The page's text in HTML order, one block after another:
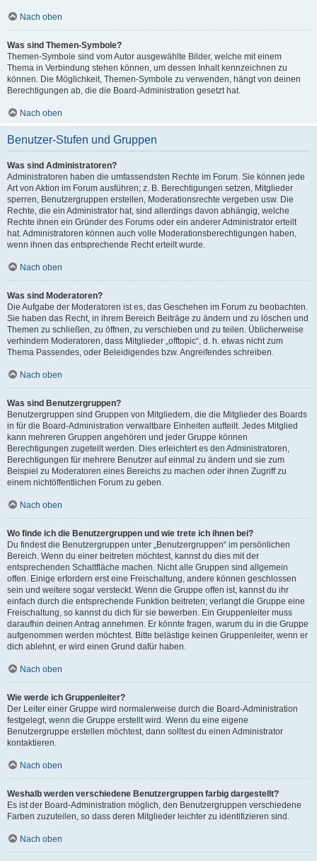
Nach oben
Was sind Themen-Symbole?
Themen-Symbole sind vom Autor ausgewählte Bilder, welche mit einem
Thema in Verbindung stehen können, um dessen Inhalt kennzeichnen zu
können. Die Möglichkeit, Themen-Symbole zu verwenden, hängt von deinen
Berechtigungen ab, die die Board-Administration gesetzt hat.
Nach oben
Benutzer-Stufen und Gruppen
Was sind Administratoren?
Administratoren haben die umfassendsten Rechte im Forum. Sie können jede
Art von Aktion im Forum ausführen; z. B. Berechtigungen setzen, Mitglieder
sperren, Benutzergruppen erstellen, Moderationsrechte vergeben usw. Die
Rechte, die ein Administrator hat, sind allerdings davon abhängig, welche
Rechte ihnen ein Gründer des Forums oder ein anderer Administrator erteilt
hat. Administratoren können auch volle Moderationsberechtigungen haben,
wenn ihnen das entsprechende Recht erteilt wurde.
Nach oben
Was sind Moderatoren?
Die Aufgabe der Moderatoren ist es, das Geschehen im Forum zu beobachten.
Sie haben das Recht, in ihrem Bereich Beiträge zu ändern und zu löschen und
Themen zu schließen, zu öffnen, zu verschieben und zu teilen. Üblicherweise
verhindern Moderatoren, dass Mitglieder „offtopic“, d. h. etwas nicht zum
Thema Passendes, oder Beleidigendes bzw. Angreifendes schreiben.
Nach oben
Was sind Benutzergruppen?
Benutzergruppen sind Gruppen von Mitgliedern, die die Mitglieder des Boards
in für die Board-Administration verwaltbare Einheiten aufteilt. Jedes Mitglied
kann mehreren Gruppen angehören und jeder Gruppe können
Berechtigungen zugeteilt werden. Dies erleichtert es den Administratoren,
Berechtigungen für mehrere Benutzer auf einmal zu ändern und sie zum
Beispiel zu Moderatoren eines Bereichs zu machen oder ihnen Zugriff zu
einem nichtöffentlichen Forum zu geben.
Nach oben
Wo finde ich die Benutzergruppen und wie trete ich ihnen bei?
Du findest die Benutzergruppen unter „Benutzergruppen“ im persönlichen
Bereich. Wenn du einer beitreten möchtest, kannst du dies mit der
entsprechenden Schaltfläche machen. Nicht alle Gruppen sind allgemein
offen. Einige erfordern erst eine Freischaltung, andere können geschlossen
sein und weitere sogar versteckt. Wenn die Gruppe offen ist, kannst du ihr
einfach durch die entsprechende Funktion beitreten; verlangt die Gruppe eine
Freischaltung, so kannst du dich für sie bewerben. Ein Gruppenleiter muss
daraufhin deinen Antrag annehmen. Er könnte fragen, warum du in die Gruppe
aufgenommen werden möchtest. Bitte belästige keinen Gruppenleiter, wenn er
dich ablehnt, er wird einen Grund dafür haben.
Nach oben
Wie werde ich Gruppenleiter?
Der Leiter einer Gruppe wird normalerweise durch die Board-Administration
festgelegt, wenn die Gruppe erstellt wird. Wenn du eine eigene
Benutzergruppe erstellen möchtest, dann solltest du einen Administrator
kontaktieren.
Nach oben
Weshalb werden verschiedene Benutzergruppen farbig dargestellt?
Es ist der Board-Administration möglich, den Benutzergruppen verschiedene
Farben zuzuteilen, so dass deren Mitglieder leichter zu identifizieren sind.
Nach oben